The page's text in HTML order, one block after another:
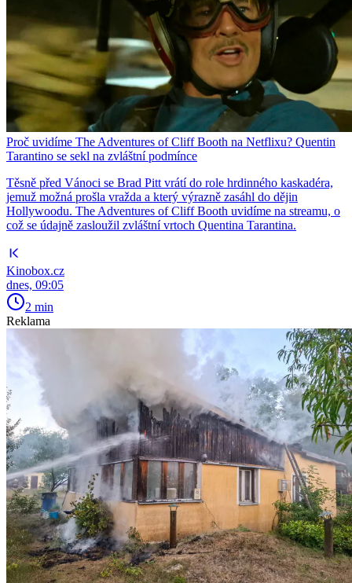
Proč uvidíme The Adventures of Cliff Booth na Netflixu? Quentin
Tarantino se sekl na zvláštní podmínce
Těsně před Vánoci se Brad Pitt vrátí do role hrdinného kaskadéra,
jemuž možná prošla vražda a který výrazně zasáhl do dějin
Hollywoodu. The Adventures of Cliff Booth uvidíme na streamu, o
což se údajně zasloužil zvláštní vrtoch Quentina Tarantina.
Kinobox.cz
dnes, 09:05
2 min
Reklama